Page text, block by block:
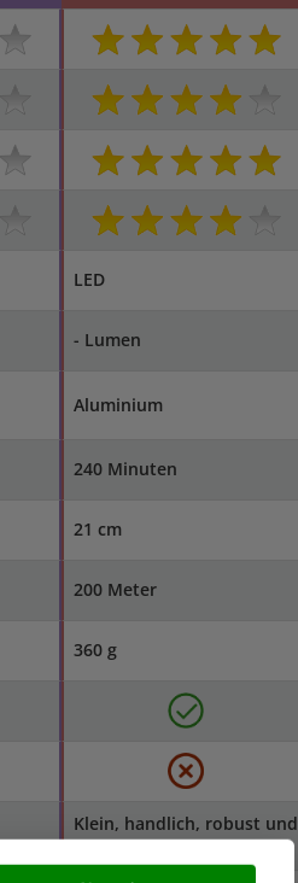
LED
- Lumen
Aluminium
240 Minuten
21 cm
200 Meter
360 g
Klein, handlich, robust und
ohne Elektronik